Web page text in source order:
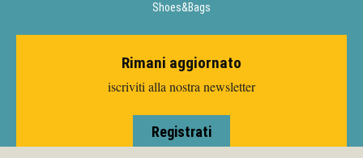
Shoes&Bags
Rimani aggiornato
iscriviti alla nostra newsletter
Registrati